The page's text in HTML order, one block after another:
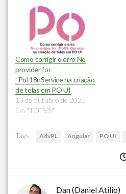
Como corrigir o erro No
provider for
_PoI18nService na criação
de telas em PO UI
13 de outubro de 2025
Em "TOTVS"
Tags: AdvPL Angular PO UI
Dan (Daniel Atilio)